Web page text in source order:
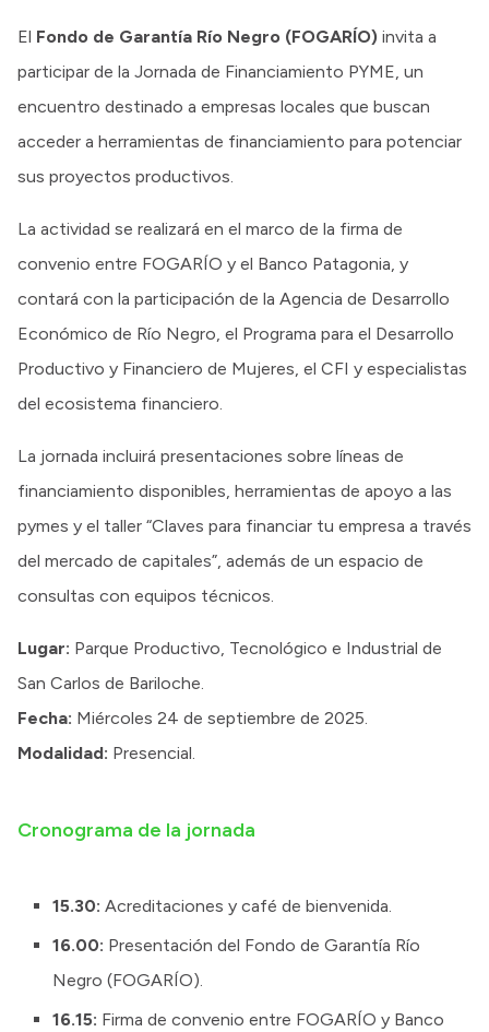
El Fondo de Garantía Río Negro (FOGARÍO) invita a
participar de la Jornada de Financiamiento PYME, un
encuentro destinado a empresas locales que buscan
acceder a herramientas de financiamiento para potenciar
sus proyectos productivos.
La actividad se realizará en el marco de la firma de
convenio entre FOGARÍO y el Banco Patagonia, y
contará con la participación de la Agencia de Desarrollo
Económico de Río Negro, el Programa para el Desarrollo
Productivo y Financiero de Mujeres, el CFI y especialistas
del ecosistema financiero.
La jornada incluirá presentaciones sobre líneas de
financiamiento disponibles, herramientas de apoyo a las
pymes y el taller “Claves para financiar tu empresa a través
del mercado de capitales”, además de un espacio de
consultas con equipos técnicos.
Lugar: Parque Productivo, Tecnológico e Industrial de
San Carlos de Bariloche.
Fecha: Miércoles 24 de septiembre de 2025.
Modalidad: Presencial.
Cronograma de la jornada
15.30: Acreditaciones y café de bienvenida.
16.00: Presentación del Fondo de Garantía Río
Negro (FOGARÍO).
16.15: Firma de convenio entre FOGARÍO y Banco